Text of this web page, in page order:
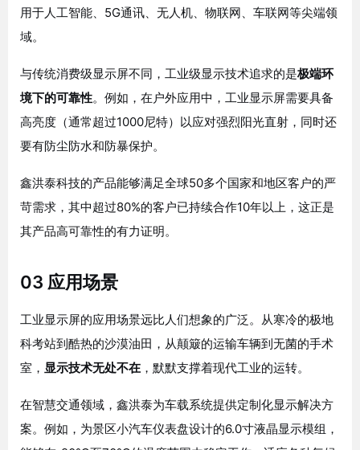
用于人工智能、5G通讯、无人机、物联网、车联网等尖端领
域。
与传统消费级显示屏不同，工业级显示技术追求的是极端环
境下的可靠性。例如，在户外应用中，工业显示屏需要具备
高亮度（通常超过1000尼特）以应对强烈阳光直射，同时还
要有防尘防水和防暴保护。
鑫洪泰科技的产品能够满足全球50多个国家和地区客户的严
苛需求，其中超过80%的客户已持续合作10年以上，这正是
其产品高可靠性的有力证明。
03 应用场景
工业显示屏的应用场景远比人们想象的广泛。从寒冷的极地
科考站到酷热的沙漠油田，从颠簸的运输车辆到无菌的手术
室， 显示技术无处不在 ，默默支撑着现代工业的运转。
在智慧交通领域，鑫洪泰为车载系统提供定制化显示解决方
案。例如，为景区小汽车仪表盘设计的6.0寸液晶显示模组，